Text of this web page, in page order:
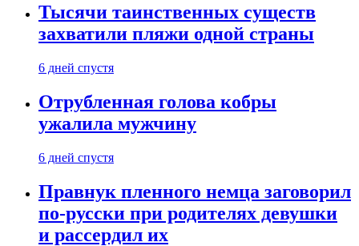
Тысячи таинственных существ
захватили пляжи одной страны
6 дней спустя
Отрубленная голова кобры
ужалила мужчину
6 дней спустя
Правнук пленного немца заговорил
по-русски при родителях девушки
и рассердил их